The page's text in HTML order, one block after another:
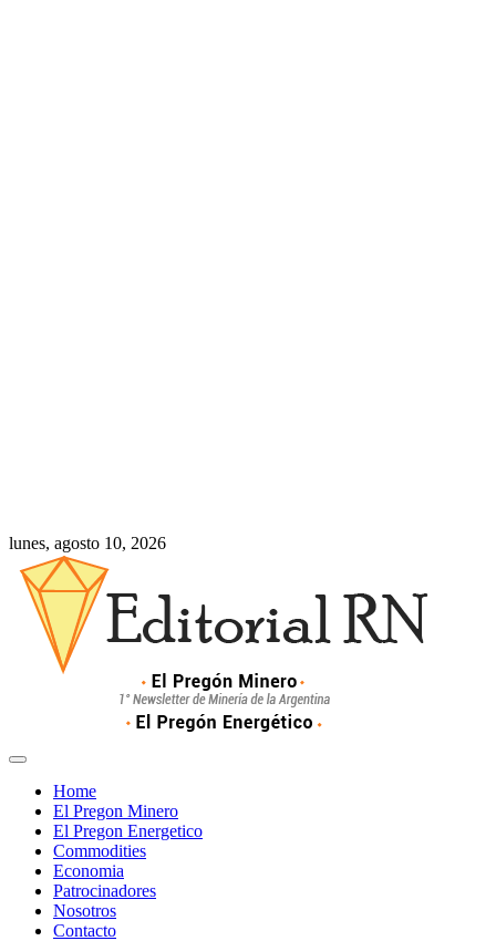
lunes, agosto 10, 2026
Home
El Pregon Minero
El Pregon Energetico
Commodities
Economia
Patrocinadores
Nosotros
Contacto